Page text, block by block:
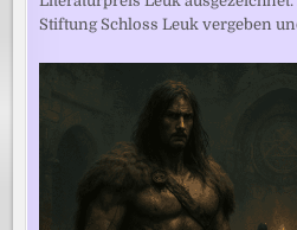
Stiftung Schloss Leuk vergeben